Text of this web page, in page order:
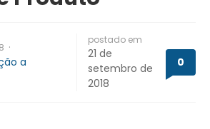
·
a
postado em
21 de
setembro de
2018
0